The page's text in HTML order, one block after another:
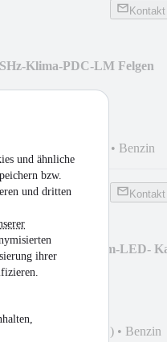
und ähnliche
bzw.
und dritten
ihrer
Kontakt
Klima-PDC-LM Felgen
• Benzin
Kontakt
Cabrio AMG Autom-LED-
115 kW (156 PS) • Benzin